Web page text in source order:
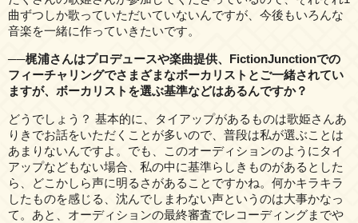
曲ずつしか歌っていただいていないんですが、今後もいろんな
音楽を一緒に作っていきたいです。
──梶浦さんはプロデュースや楽曲提供、FictionJunctionでの
フィーチャリングでさまざまなボーカリストとご一緒されてい
ますが、ボーカリストを選ぶ基準などはあるんですか？
どうでしょう？ 基本的に、タイアップがあるものは歌姫さんあ
りきでお話をいただくことが多いので、普段は私が選ぶことは
あまりないんですよ。でも、このオーディションのようにタイ
アップなどもない場合、私の中に基準らしきものがあるとした
ら、どこかしら声に明るさがあることですかね。何かキラキラ
したものを感じる、沈んでしまわない声というのは大事かなっ
て。あと、オーディションの最終審査でレコーディングまでや